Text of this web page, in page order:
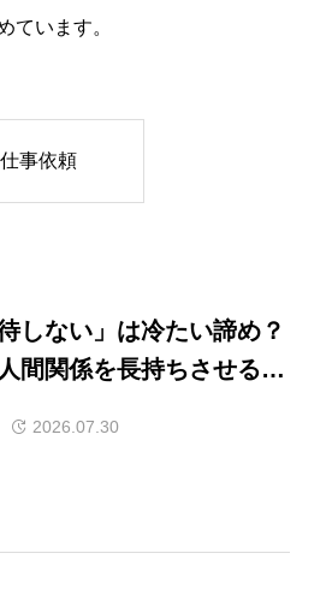
ています。
事依頼
しない」は冷たい諦め？
間関係を長持ちさせる最
2026.07.30